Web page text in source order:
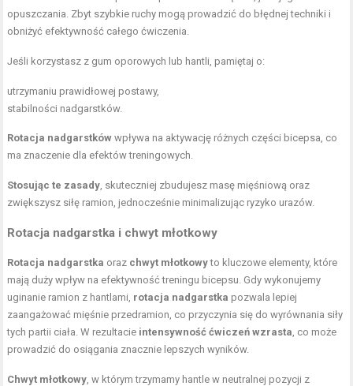
opuszczania. Zbyt szybkie ruchy mogą prowadzić do błędnej techniki i
obniżyć efektywność całego ćwiczenia.
Jeśli korzystasz z gum oporowych lub hantli, pamiętaj o:
utrzymaniu prawidłowej postawy,
stabilności nadgarstków.
Rotacja nadgarstków wpływa na aktywację różnych części bicepsa, co
ma znaczenie dla efektów treningowych.
Stosując te zasady , skuteczniej zbudujesz masę mięśniową oraz
zwiększysz siłę ramion, jednocześnie minimalizując ryzyko urazów.
Rotacja nadgarstka i chwyt młotkowy
Rotacja nadgarstka oraz chwyt młotkowyto kluczowe elementy, które
mają duży wpływ na efektywność treningu bicepsu. Gdy wykonujemy
uginanie ramion z hantlami, rotacja nadgarstka pozwala lepiej
zaangażować mięśnie przedramion, co przyczynia się do wyrównania siły
tych partii ciała. W rezultacie intensywność ćwiczeń wzrasta , co może
prowadzić do osiągania znacznie lepszych wyników.
Chwyt młotkowy , w którym trzymamy hantle w neutralnej pozycji z